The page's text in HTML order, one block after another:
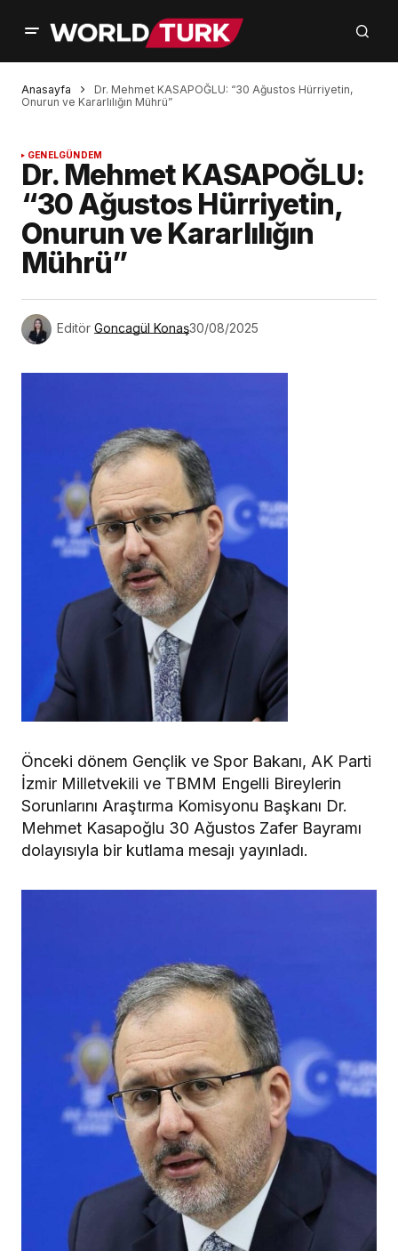
Anasayfa
Dr. Mehmet KASAPOĞLU: “30 Ağustos Hürriyetin,
Onurun ve Kararlılığın Mührü”
GENELGÜNDEM
Dr. Mehmet KASAPOĞLU:
“30 Ağustos Hürriyetin,
Onurun ve Kararlılığın
Mührü”
Editör Goncagül Konaş30/08/2025
Önceki dönem Gençlik ve Spor Bakanı, AK Parti
İzmir Milletvekili ve TBMM Engelli Bireylerin
Sorunlarını Araştırma Komisyonu Başkanı Dr.
Mehmet Kasapoğlu 30 Ağustos Zafer Bayramı
dolayısıyla bir kutlama mesajı yayınladı.